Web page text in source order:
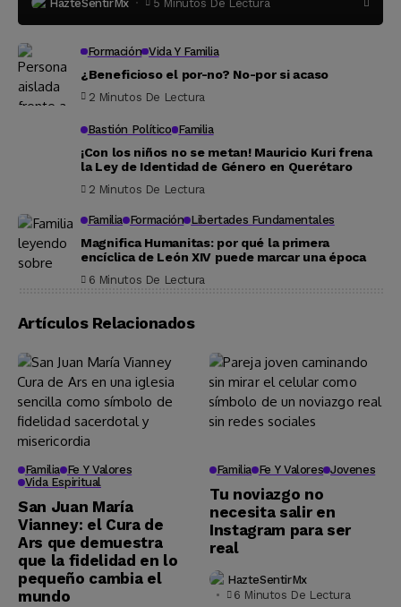
HazteSentirMx 5 Minutos De Lectura
Formación Vida Y Familia
¿Beneficioso el por-no? No-por si acaso
2 Minutos De Lectura
Bastión Político Familia
¡Con los niños no se metan! Mauricio Kuri frena
la Ley de Identidad de Género en Querétaro
2 Minutos De Lectura
Familia Formación Libertades Fundamentales
Magnifica Humanitas: por qué la primera
encíclica de León XIV puede marcar una época
6 Minutos De Lectura
Artículos Relacionados
Familia Fe Y Valores
Vida Espiritual
San Juan María
Vianney: el Cura de
Ars que demuestra
que la fidelidad en lo
pequeño cambia el
mundo
Familia Fe Y Valores Jovenes
Tu noviazgo no
necesita salir en
Instagram para ser
real
HazteSentirMx
6 Minutos De Lectura